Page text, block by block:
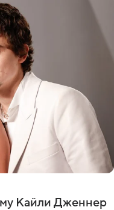
Кайли Дженнер